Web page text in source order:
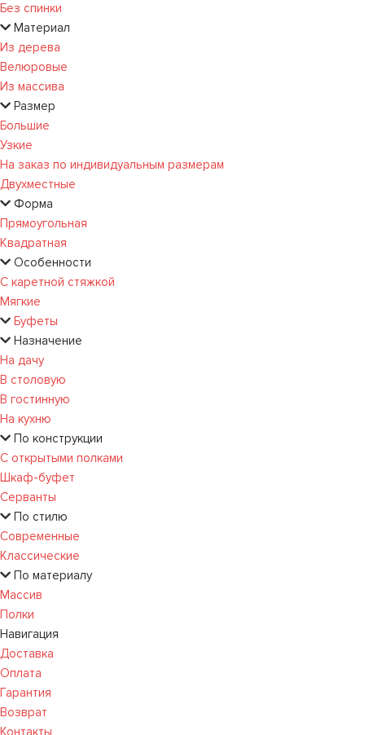
Без спинки
Материал
Из дерева
Велюровые
Из массива
Размер
Большие
Узкие
На заказ по индивидуальным размерам
Двухместные
Форма
Прямоугольная
Квадратная
Особенности
С каретной стяжкой
Мягкие
Буфеты
Назначение
На дачу
В столовую
В гостинную
На кухню
По конструкции
С открытыми полками
Шкаф-буфет
Серванты
По стилю
Современные
Классические
По материалу
Массив
Полки
Навигация
Доставка
Оплата
Гарантия
Возврат
Контакты